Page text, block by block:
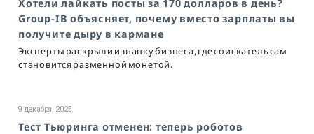
Хотели лайкать посты за 170 долларов в день?
Group-IB объясняет, почему вместо зарплаты вы
получите дыру в кармане
Эксперты раскрыли изнанку бизнеса, где соискатель сам
становится разменной монетой.
9 декабря, 2025
Тест Тьюринга отменен: теперь роботов